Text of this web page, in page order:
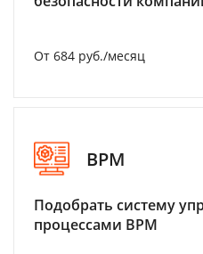
От 684 руб./месяц
BPM
Подобрать систему
процессами BPM